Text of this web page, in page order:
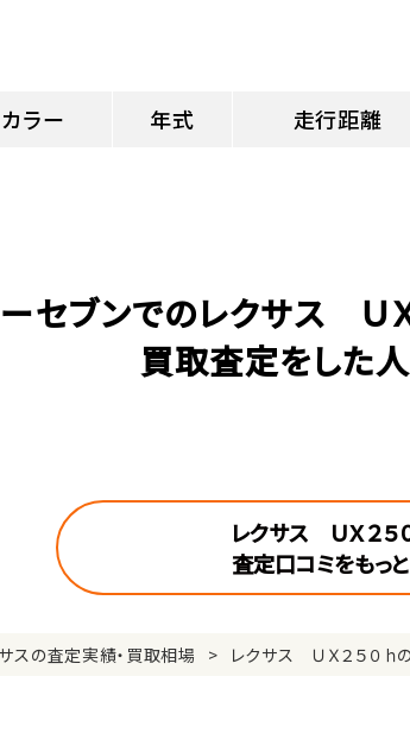
カラー 年式 走行距離
セブンでのレクサス Ｕ
買取査定をした
レクサス ＵＸ２５
査定口コミをもっ
スの査定実績・買取相場 レクサス ＵＸ２５０ｈ